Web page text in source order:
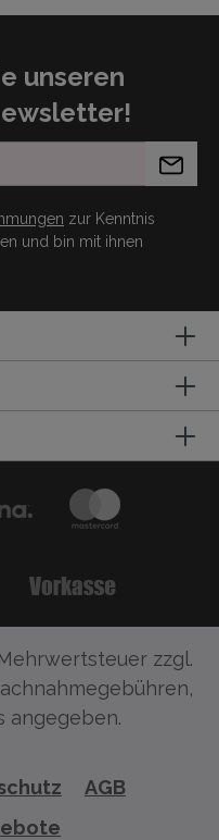
unseren
zur Kenntnis
und bin mit ihnen
zzgl.
angegeben.
AGB